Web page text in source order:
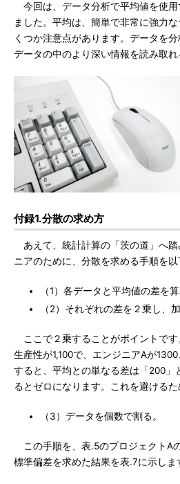
今回は、データ分析で平均値を使用
ました。平均は、簡単で非常に強力
くつか注意点があります。データを分
データの中のより深い情報を読み取れ
付録1.分散の求め方
あえて、統計計算の「茨の道」へ
ニアのために、分散を求める手順を以
（1）各データと平均値の差を算
（2）それぞれの差を２乗し、加
ここで２乗することがポイントで
生産性が1,100で、エンジニアAが
すると、平均との単なる差は「200」
るとゼロになります。これを避けるた
（3）データを個数で割る。
この手順を、表.5のプロジェクトA
標準偏差を求めた結果を表.7に示しま